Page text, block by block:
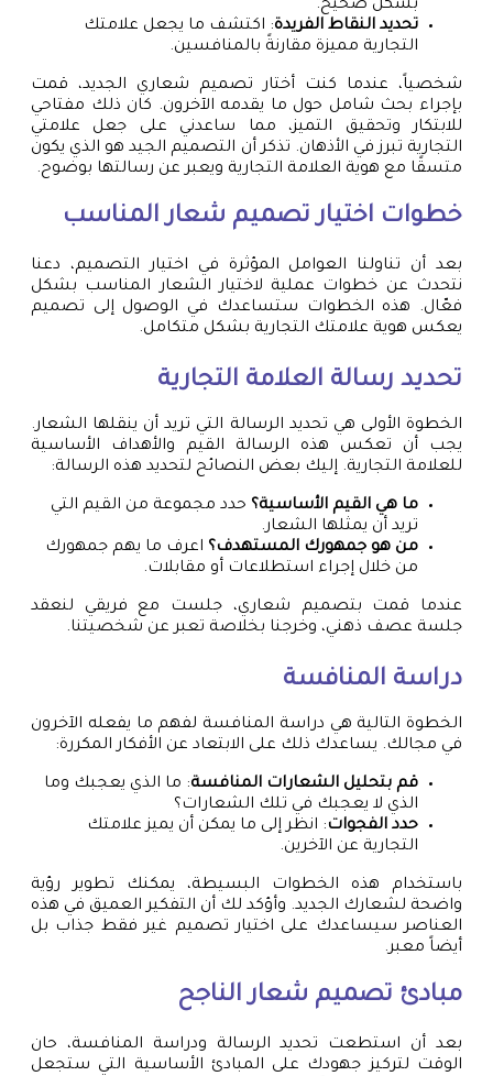
بشكل صحيح.
تحديد النقاط الفريدة: اكتشف ما يجعل علامتك
التجارية مميزة مقارنةً بالمنافسين.
شخصياً، عندما كنت أختار تصميم شعاري الجديد، قمت
بإجراء بحث شامل حول ما يقدمه الآخرون. كان ذلك مفتاحي
للابتكار وتحقيق التميز، مما ساعدني على جعل علامتي
التجارية تبرز في الأذهان. تذكر أن التصميم الجيد هو الذي يكون
متسقًا مع هوية العلامة التجارية ويعبر عن رسالتها بوضوح.
خطوات اختيار تصميم شعارالمناسب
بعد أن تناولنا العوامل المؤثرة في اختيار التصميم، دعنا
نتحدث عن خطوات عملية لاختيار الشعار المناسب بشكل
فعّال. هذه الخطوات ستساعدك في الوصول إلى تصميم
يعكس هوية علامتك التجارية بشكل متكامل.
تحديد رسالة العلامة التجارية
الخطوة الأولى هي تحديد الرسالة التي تريد أن ينقلها الشعار.
يجب أن تعكس هذه الرسالة القيم والأهداف الأساسية
للعلامة التجارية. إليك بعض النصائح لتحديد هذه الرسالة:
ما هي القيم الأساسية؟ حدد مجموعة من القيم التي
تريد أن يمثلها الشعار.
من هو جمهورك المستهدف؟ اعرف ما يهم جمهورك
من خلال إجراء استطلاعات أو مقابلات.
عندما قمت بتصميم شعاري، جلست مع فريقي لنعقد
جلسة عصف ذهني، وخرجنا بخلاصة تعبر عن شخصيتنا.
دراسة المنافسة
الخطوة التالية هي دراسة المنافسة لفهم ما يفعله الآخرون
في مجالك. يساعدك ذلك على الابتعاد عن الأفكار المكررة:
قم بتحليل الشعارات المنافسة: ما الذي يعجبك وما
الذي لا يعجبك في تلك الشعارات؟
حدد الفجوات: انظر إلى ما يمكن أن يميز علامتك
التجارية عن الآخرين.
باستخدام هذه الخطوات البسيطة، يمكنك تطوير رؤية
واضحة لشعارك الجديد. وأؤكد لك أن التفكير العميق في هذه
العناصر سيساعدك على اختيار تصميم غير فقط جذاب بل
أيضاً معبر.
مبادئ تصميم شعارالناجح
بعد أن استطعت تحديد الرسالة ودراسة المنافسة، حان
الوقت لتركيز جهودك على المبادئ الأساسية التي ستجعل